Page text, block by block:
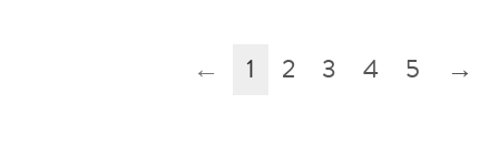
← 1 2 3 4 5 →